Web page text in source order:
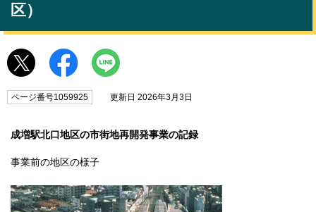
区）
ページ番号1059925 更新日 2026年3月3日
成増駅北口地区の市街地再開発事業の記録
事業前の地区の様子